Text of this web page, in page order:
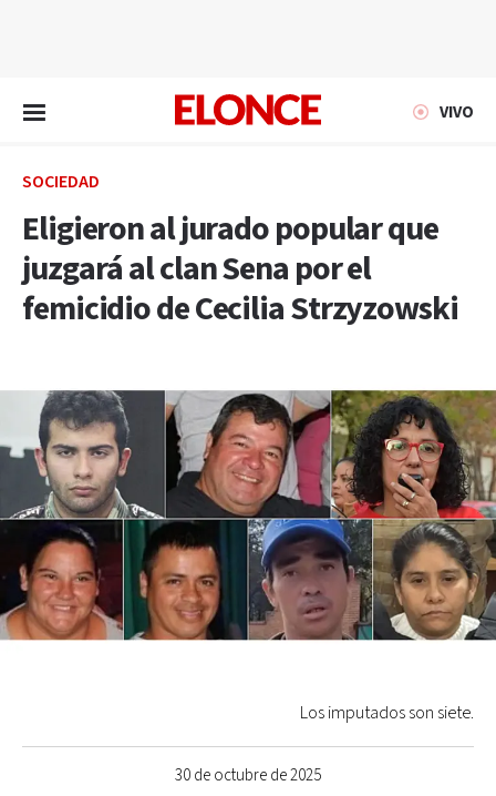
VIVO
SOCIEDAD
Eligieron al jurado popular que
juzgará al clan Sena por el
femicidio de Cecilia Strzyzowski
30 de octubre de 2025
Los imputados son siete.